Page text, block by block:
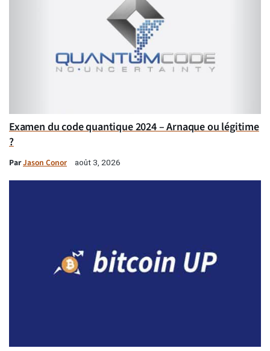
Examen du code quantique 2024 – Arnaque ou légitime
?
ParJason Conor août 3, 2026